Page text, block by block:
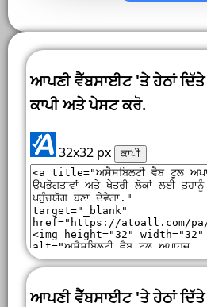
ਆਪਣੀ ਵੈੱਬਸਾਈਟ 'ਤੇ ਹੇਠਾਂ
ਕਾਪੀ ਅਤੇ ਪੇਸਟ ਕਰੋ.
32x32 px ਕਾਪੀ
ਆਪਣੀ ਵੈੱਬਸਾਈਟ 'ਤੇ ਹੇਠਾਂ